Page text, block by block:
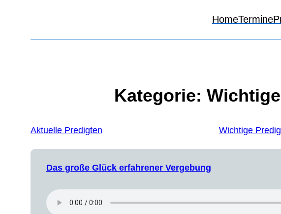
HomeTermine
Kategorie:
Aktuelle Predigten Wichtige
Das große Glück erfahrener Vergebung